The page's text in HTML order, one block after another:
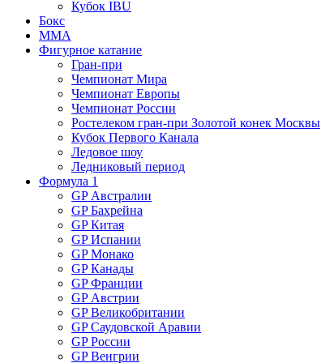
Кубок IBU
Бокс
MMA
Фигурное катание
Гран-при
Чемпионат Мира
Чемпионат Европы
Чемпионат России
Ростелеком гран-при Золотой конек Москвы
Кубок Первого Канала
Ледовое шоу
Ледниковый период
Формула 1
GP Австралии
GP Бахрейна
GP Китая
GP Испании
GP Монако
GP Канады
GP Франции
GP Австрии
GP Великобритании
GP Саудовской Аравии
GP России
GP Венгрии